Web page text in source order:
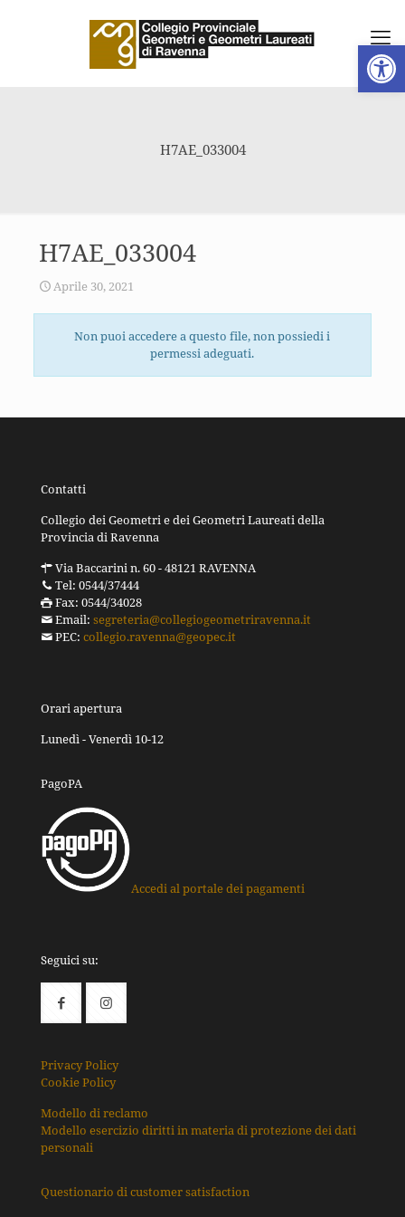
Apri
H7AE_033004
H7AE_033004
Aprile 30, 2021
Non puoi accedere a questo file, non possiedi i
permessi adeguati.
Contatti
Collegio dei Geometri e dei Geometri Laureati della
Provincia di Ravenna
Via Baccarini n. 60 - 48121 RAVENNA
Tel: 0544/37444
Fax: 0544/34028
Email: segreteria@collegiogeometriravenna.it
PEC: collegio.ravenna@geopec.it
Orari apertura
Lunedì - Venerdì 10-12
PagoPA
Accedi al portale dei pagamenti
Seguici su:
Privacy Policy
Cookie Policy
Modello di reclamo
Modello esercizio diritti in materia di protezione dei dati
personali
Questionario di customer satisfaction